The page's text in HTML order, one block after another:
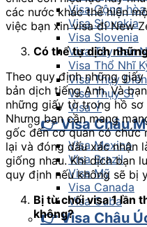
Visa Cộng
Visa Slovakia
Visa Slovenia
Visa Tây Ban
Visa Thổ Nhĩ
Visa Thụy Điển
Visa Thụy Sĩ
Visa Ý
👉 Visa Châu
Visa Mexico
Visa Brazil
Visa Mỹ
Visa Canada
Visa Cuba
👉 Visa Châu
các nước khác thể hiện
việc bạn xin visa đi New
Có thể tự dịch
Theo quy định những
bản dịch tiếng Anh. Và
những giấy tờ trong hồ sơ
Nhưng bạn cần mang
gốc đến cơ quan có chức
lại và đóng dấu xác nhận
giống nhau. Khi dịch bạn
quy định nếu không sẽ bị
Bị từ chối visa 1 lần
không?